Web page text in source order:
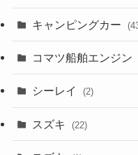
キャンピングカー
コマツ船舶エンジン
シーレイ (2)
スズキ (22)